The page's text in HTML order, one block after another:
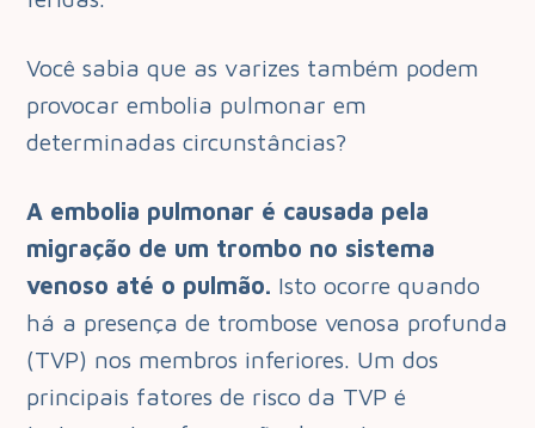
Você sabia que as varizes também podem
provocar embolia pulmonar em
determinadas circunstâncias?
A embolia pulmonar é causada pela
migração de um trombo no sistema
venoso até o pulmão. Isto ocorre quando
há a presença de trombose venosa profunda
(TVP) nos membros inferiores. Um dos
principais fatores de risco da TVP é